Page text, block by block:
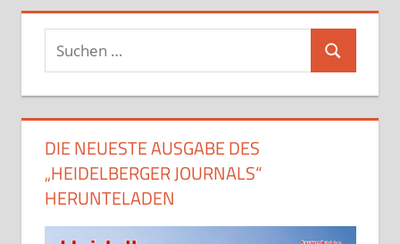
Suchen
nach:
Suchen
DIE NEUESTE AUSGABE DES
„HEIDELBERGER JOURNALS“
HERUNTELADEN